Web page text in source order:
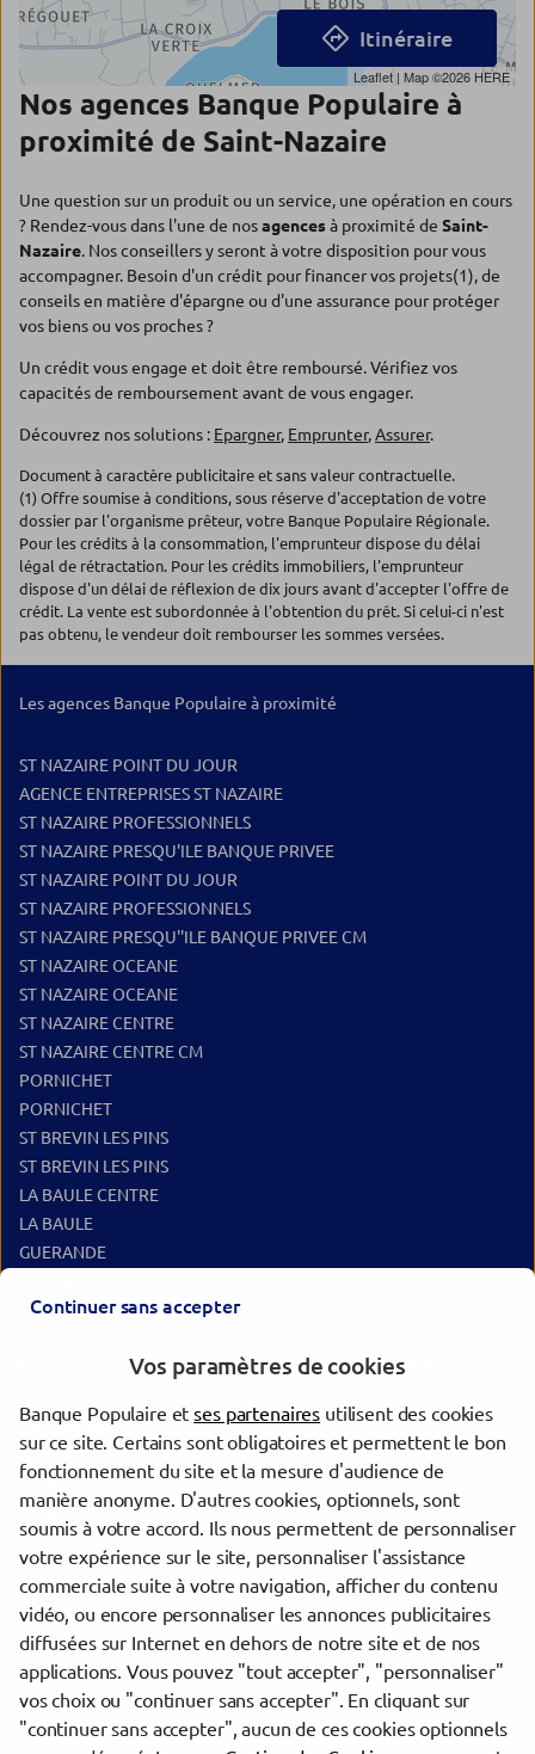
Leaflet | Map ©2026 HERE
Itinéraire
Nos agences Banque Populaire à
proximité de Saint-Nazaire
Une question sur un produit ou un service, une opération en cours
? Rendez-vous dans l'une de nosagencesà proximité de Saint-
Nazaire. Nos conseillers y seront à votre disposition pour vous
accompagner. Besoin d'un crédit pour financer vos projets(1), de
conseils en matière d'épargne ou d'une assurance pour protéger
vos biens ou vos proches ?
Un crédit vous engage et doit être remboursé. Vérifiez vos
capacités de remboursement avant de vous engager.
Découvrez nos solutions : Epargner, Emprunter,Assurer.
Document à caractère publicitaire et sans valeur contractuelle.
(1) Offre soumise à conditions, sous réserve d'acceptation de votre
dossier par l'organisme prêteur, votre Banque Populaire Régionale.
Pour les crédits à la consommation, l'emprunteur dispose du délai
légal de rétractation. Pour les crédits immobiliers, l'emprunteur
dispose d'un délai de réflexion de dix jours avant d'accepter l'offre de
crédit. La vente est subordonnée à l'obtention du prêt. Si celui-ci n'est
pas obtenu, le vendeur doit rembourser les sommes versées.
Les agences Banque Populaire à proximité
ST NAZAIRE POINT DU JOUR
AGENCE ENTREPRISES ST NAZAIRE
ST NAZAIRE PROFESSIONNELS
ST NAZAIRE PRESQU'ILE BANQUE PRIVEE
ST NAZAIRE POINT DU JOUR
ST NAZAIRE PROFESSIONNELS
ST NAZAIRE PRESQU''ILE BANQUE PRIVEE CM
ST NAZAIRE OCEANE
ST NAZAIRE OCEANE
ST NAZAIRE CENTRE
ST NAZAIRE CENTRE CM
PORNICHET
PORNICHET
ST BREVIN LES PINS
ST BREVIN LES PINS
LA BAULE CENTRE
LA BAULE
GUERANDE
HERBIGNAC
Les agences Banque Populaire dans les villes à proximité
Saint-Nazaire
Couëron
Saint-Herblain
Orvault
Trouver une agence Banque Populaire
Loire-Atlantique
Saint-Nazaire
AGENCE ENTREPRISES ST NAZAIRE
evermaps ©
Continuer sans accepter
Vos paramètres de cookies
Banque Populaire etses partenaires utilisent des cookies
sur ce site. Certains sont obligatoires et permettent le bon
fonctionnement du site et la mesure d'audience de
manière anonyme. D'autres cookies, optionnels, sont
soumis à votre accord. Ils nous permettent de personnaliser
votre expérience sur le site, personnaliser l'assistance
commerciale suite à votre navigation, afficher du contenu
vidéo, ou encore personnaliser les annonces publicitaires
diffusées sur Internet en dehors de notre site et de nos
applications. Vous pouvez "tout accepter", "personnaliser"
vos choix ou "continuer sans accepter". En cliquant sur
"continuer sans accepter", aucun de ces cookies optionnels